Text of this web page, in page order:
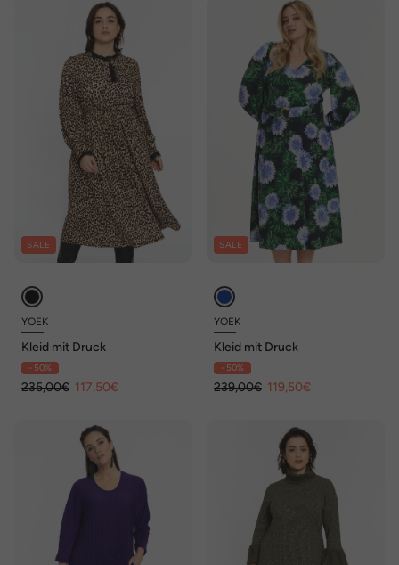
SALE
YOEK
Kleid mit Druck
- 50%
235,00€ 117,50€
SALE
YOEK
Kleid mit Druck
- 50%
239,00€ 119,50€